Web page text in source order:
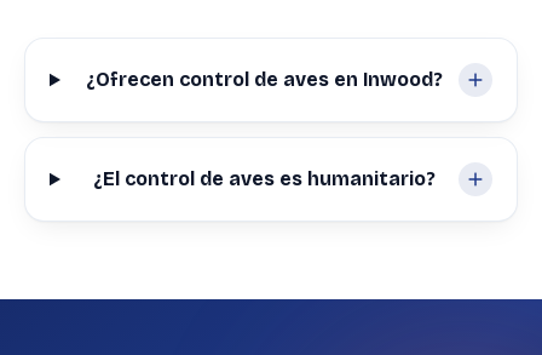
¿Ofrecen control de aves en Inwood?
¿El control de aves es humanitario?